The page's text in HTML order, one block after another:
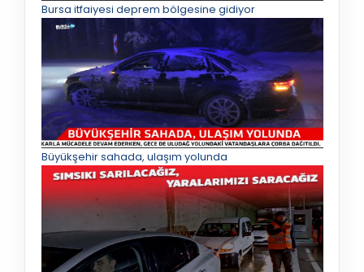
Bursa itfaiyesi deprem bölgesine gidiyor
Büyükşehir sahada, ulaşım yolunda